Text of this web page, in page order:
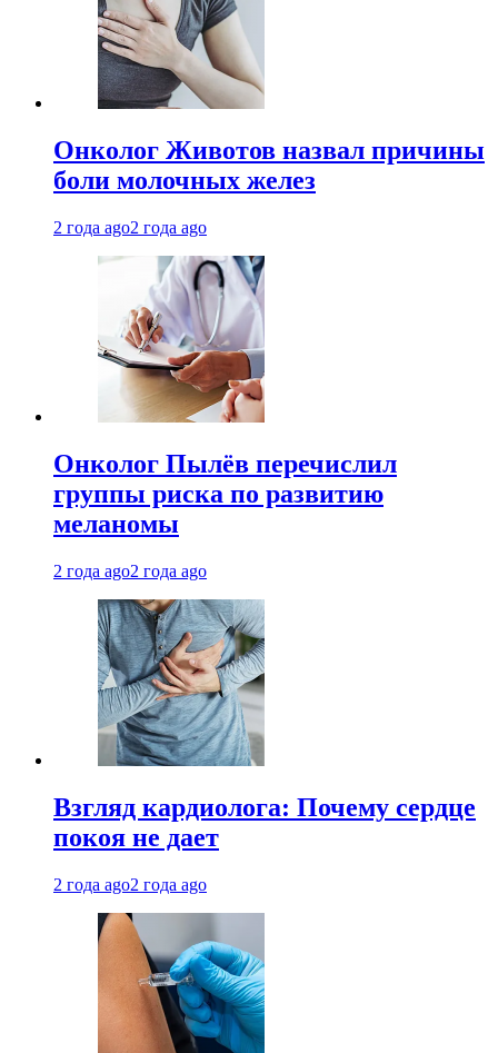
Онколог Животов назвал причины
боли молочных желез
2 года ago2 года ago
Онколог Пылёв перечислил
группы риска по развитию
меланомы
2 года ago2 года ago
Взгляд кардиолога: Почему сердце
покоя не дает
2 года ago2 года ago